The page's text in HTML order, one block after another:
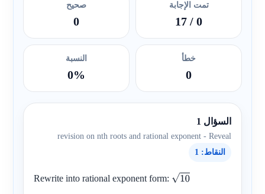
تمت الإجابة
0
/ 17
صحيح
0
خطأ
0
النسبة
0%
السؤال 1
revision on nth roots and rational exponent - Reveal
النقاط: 1
Rewrite into rational exponent form:10